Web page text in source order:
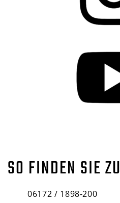
SO FINDEN SIE
06172 / 1898-200